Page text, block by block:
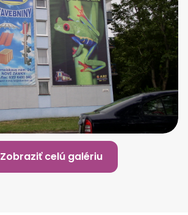
Zobraziť celú galériu